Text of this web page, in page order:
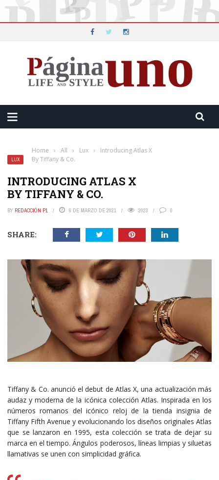
LUX
Home › All › Lux ›
Introducing Atlas X
By Tiffany & Co.
INTRODUCING ATLAS X
BY TIFFANY & CO.
BY REDACCIÓN P1 6 DE MARZO DE 2021 2023 0
SHARE:
Tiffany & Co. anunció el debut de Atlas X, una actualización más
audaz y moderna de la icónica colección Atlas. Inspirada en los
números romanos del icónico reloj de la tienda insignia de
Tiffany Fifth Avenue y evolucionando los diseños originales Atlas
que se lanzaron en 1995, esta colección se trata de dejar su
marca en el tiempo. Ángulos poderosos, líneas limpias y siluetas
llamativas se unen con simplicidad gráfica.